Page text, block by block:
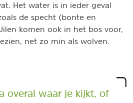
Het water is in ieder geval
de specht (bonte en
komen ook in het bos voor,
net zo min als wolven.
overal waar je kijkt, of